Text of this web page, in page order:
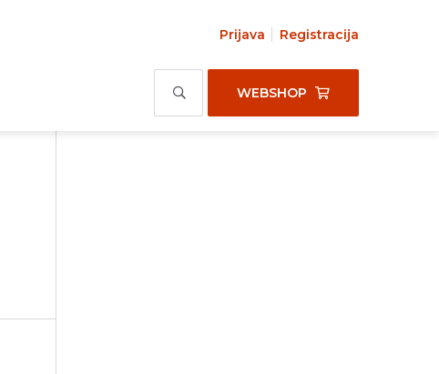
Prijava Registracija
WEBSHOP